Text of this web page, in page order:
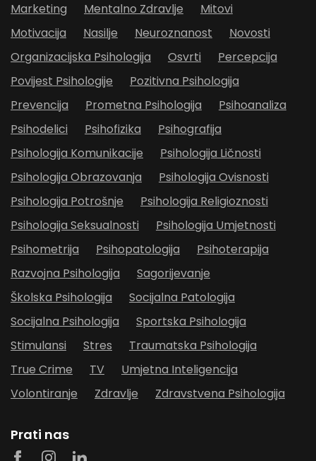
Marketing
Mentalno Zdravlje
Mitovi
Motivacija
Nasilje Neuroznanost
Novosti
Organizacijska Psihologija
Osvrti
Percepcija
Povijest Psihologije
Pozitivna Psihologija
Prevencija
Prometna Psihologija
Psihoanaliza
Psihodelici
Psihofizika
Psihografija
Psihologija Komunikacije
Psihologija Ličnosti
Psihologija Obrazovanja
Psihologija Ovisnosti
Psihologija Potrošnje
Psihologija Religioznosti
Psihologija Seksualnosti
Psihologija Umjetnosti
Psihometrija
Psihopatologija
Psihoterapija
Razvojna Psihologija
Sagorijevanje
Školska Psihologija
Socijalna Patologija
Socijalna Psihologija
Sportska Psihologija
Stimulansi
Stres
Traumatska Psihologija
True Crime
TV
Umjetna Inteligencija
Volontiranje
Zdravlje Zdravstvena Psihologija
Prati nas